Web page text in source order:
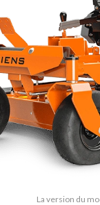
La version du